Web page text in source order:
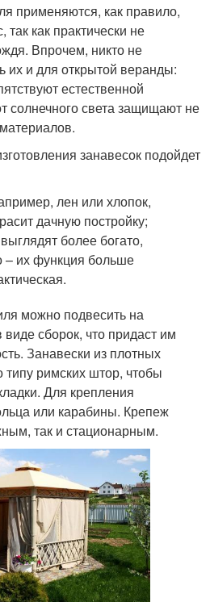
применяются, как правило,
как практически не
Впрочем, никто не
их и для открытой веранды:
естественной
солнечного света защищают не
занавесок подойдет
лен или хлопок,
дачную постройку;
более богато,
– их функция больше
можно подвесить на
сборок, что придаст им
Занавески из плотных
римских штор, чтобы
Для крепления
или карабины. Крепеж
так и стационарным.